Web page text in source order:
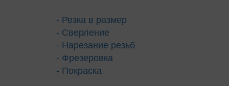
- Резка в размер
- Сверление
- Нарезание резьб
- Фрезеровка
- Покраска